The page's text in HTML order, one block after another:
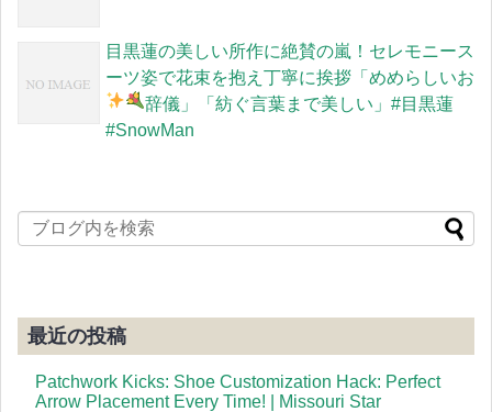
目黒蓮の美しい所作に絶賛の嵐！セレモニース
ーツ姿で花束を抱え丁寧に挨拶「めめらしいお
辞儀」「紡ぐ言葉まで美しい」#目黒蓮
#SnowMan
最近の投稿
Patchwork Kicks: Shoe Customization Hack: Perfect
Arrow Placement Every Time! | Missouri Star